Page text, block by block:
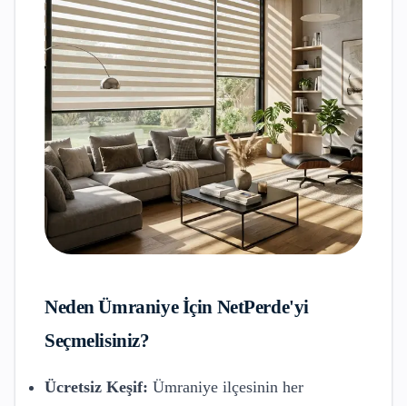
NedenÜmraniyeİçin NetPerde'yi
Seçmelisiniz?
Ücretsiz Keşif: Ümraniye ilçesinin her